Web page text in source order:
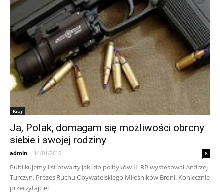
Kraj
Ja, Polak, domagam się możliwości obrony
siebie i swojej rodziny
admin - 14/01/2015 8
Publikujemy list otwarty jaki do polityków III RP wystosował Andrzej
Turczyn, Prezes Ruchu Obywatelskiego Miłośników Broni. Koniecznie
przeczytajcie!